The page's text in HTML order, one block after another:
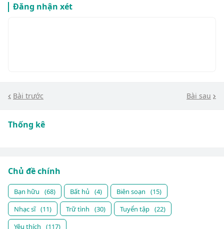
Đăng nhận xét
Bài trước Bài sau
Thống kê
Chủ đề chính
Bạn hữu (68) Bất hủ (4) Biên soạn
(15)
Nhạc sĩ (11) Trữ tình (30) Tuyển tập (22)
Yêu thích
(117)